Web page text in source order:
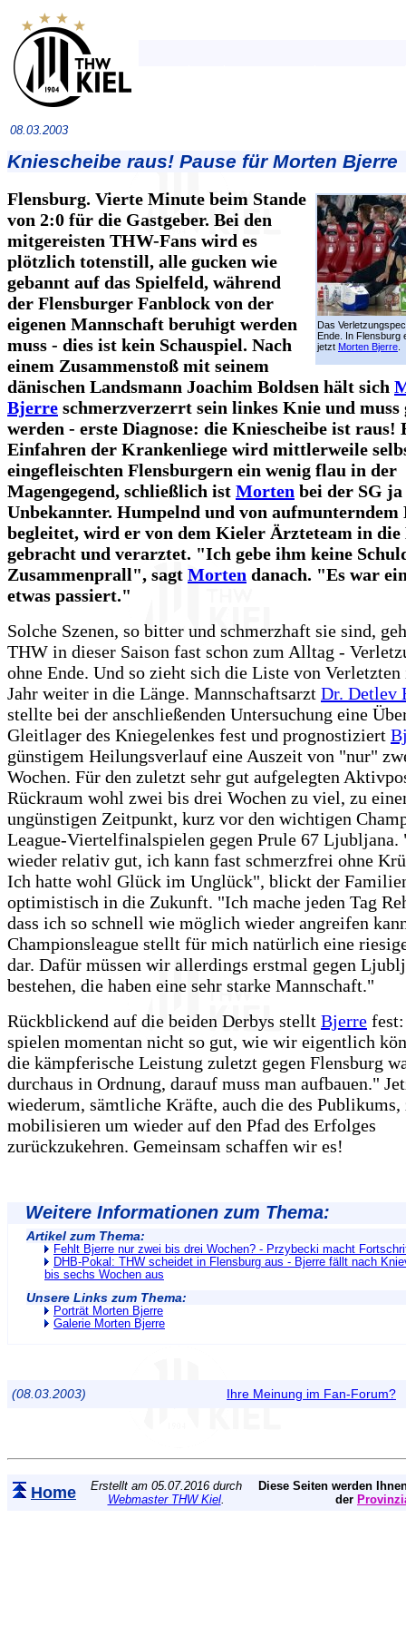
08.03.2003
Kniescheibe raus! Pause für Morten Bjerre
Das
Ende. In Flensburg
jetzt Morten Bjerre
Flensburg. Vierte Minute beim Stande
von 2:0 für die Gastgeber. Bei den
mitgereisten THW-Fans wird es
plötzlich totenstill, alle gucken wie
gebannt auf das Spielfeld, während
der Flensburger Fanblock von der
eigenen Mannschaft beruhigt werden
muss - dies ist kein Schauspiel. Nach
einem Zusammenstoß mit seinem
dänischen Landsmann Joachim Boldsen hält sich
Bjerre schmerzverzerrt sein linkes Knie und muss
werden - erste Diagnose: die Kniescheibe ist raus!
Einfahren der Krankenliege wird mittlerweile
eingefleischten Flensburgern ein wenig flau in der
Magengegend, schließlich ist Morten bei der SG
Unbekannter. Humpelnd und von aufmunterndem
begleitet, wird er von dem Kieler Ärzteteam in die
gebracht und verarztet. "Ich gebe ihm keine
Zusammenprall", sagt Morten danach. "Es war
etwas passiert."
Solche Szenen, so bitter und schmerzhaft sie sind,
THW in dieser Saison fast schon zum Alltag -
ohne Ende. Und so zieht sich die Liste von Verletzten
Jahr weiter in die Länge. Mannschaftsarzt Dr. Detlev
stellte bei der anschließenden Untersuchung eine
Gleitlager des Kniegelenkes fest und prognostiziert
günstigem Heilungsverlauf eine Auszeit von "nur"
Wochen. Für den zuletzt sehr gut aufgelegten
Rückraum wohl zwei bis drei Wochen zu viel, zu
ungünstigen Zeitpunkt, kurz vor den wichtigen
League-Viertelfinalspielen gegen Prule 67 Ljubljana.
wieder relativ gut, ich kann fast schmerzfrei ohne
Ich hatte wohl Glück im Unglück", blickt der
optimistisch in die Zukunft. "Ich mache jeden Tag
dass ich so schnell wie möglich wieder angreifen
Championsleague stellt für mich natürlich eine
dar. Dafür müssen wir allerdings erstmal gegen
bestehen, die haben eine sehr starke Mannschaft."
Rückblickend auf die beiden Derbys stellt Bjerre
spielen momentan nicht so gut, wie wir eigentlich
die kämpferische Leistung zuletzt gegen Flensburg
durchaus in Ordnung, darauf muss man aufbauen."
wiederum, sämtliche Kräfte, auch die des Publikums,
mobilisieren um wieder auf den Pfad des Erfolges
zurückzukehren. Gemeinsam schaffen wir es!
Weitere Informationen zum Thema:
Artikel zum Thema:
Fehlt Bjerre nur zwei bis drei Wochen? - Przybecki macht
DHB-Pokal: THW scheidet in Flensburg aus - Bjerre fällt nach
bis sechs Wochen aus
Unsere Links zum Thema:
Porträt Morten Bjerre
Galerie Morten Bjerre
(08.03.2003) Ihre Meinung im Fan-Forum?
Home
Erstellt am 05.07.2016 durch
Webmaster THW Kiel.
Diese Seiten werden
der